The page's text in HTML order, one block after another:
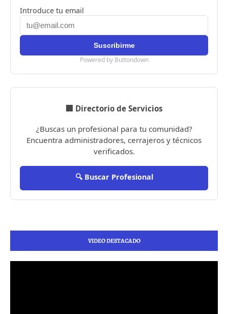
Introduce tu email
Powered by Buttondown
🏢 Directorio de Servicios
¿Buscas un profesional para tu comunidad?
Encuentra administradores, cerrajeros y técnicos
verificados.
🔍 Buscar Profesional
VIDEO DESTACADO